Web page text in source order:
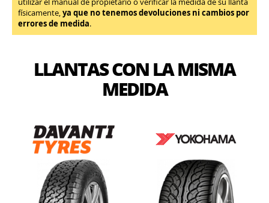
físicamente,ya que no tenemos devoluciones ni cambios por
errores de medida.
LLANTAS CON LA MISMA
MEDIDA